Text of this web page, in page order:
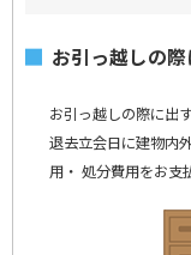
お引っ越しの
お引っ越しの際に出
退去立会日に建物内
用・ 処分費用をお支